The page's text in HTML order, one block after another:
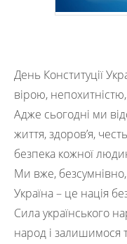
День Конституції
вірою,
Адже сьогодні ми
життя, здоров’я,
безпека кожної
Ми вже,
Україна – це нація
Сила українського
народ і залишимося